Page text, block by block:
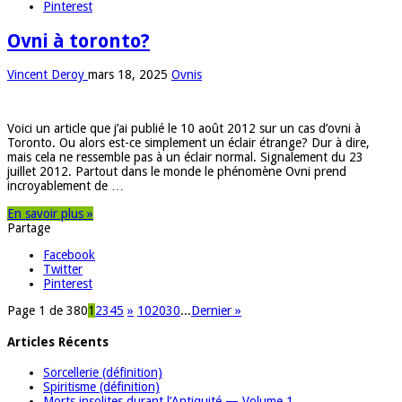
Pinterest
Ovni à toronto?
Vincent Deroy mars 18, 2025 Ovnis
Voici un article que j’ai publié le 10 août 2012 sur un cas d’ovni à
Toronto. Ou alors est-ce simplement un éclair étrange? Dur à dire,
mais cela ne ressemble pas à un éclair normal. Signalement du 23
juillet 2012. Partout dans le monde le phénomène Ovni prend
incroyablement de …
En savoir plus »
Partage
Facebook
Twitter
Pinterest
Page 1 de 3801 2345 » 102030...Dernier »
Articles Récents
Sorcellerie (définition)
Spiritisme (définition)